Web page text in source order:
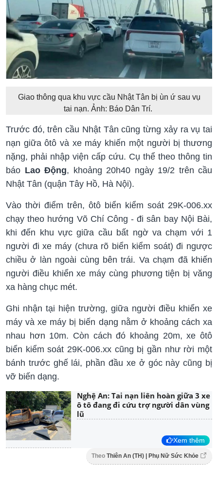
Giao thông qua khu vực cầu Nhật Tân bị ùn ứ sau vụ
tai nạn. Ảnh: Báo Dân Trí.
Trước đó, trên cầu Nhật Tân cũng từng xảy ra vụ tai
nạn giữa ôtô và xe máy khiến một người bị thương
nặng, phải nhập viện cấp cứu. Cụ thể theo thông tin
báo Lao Động, khoảng 20h40 ngày 19/2 trên cầu
Nhật Tân (quận Tây Hồ, Hà Nội).
Vào thời điểm trên, ôtô biển kiểm soát 29K-006.xx
chạy theo hướng Võ Chí Công - đi sân bay Nội Bài,
khi đến khu vực giữa cầu bất ngờ va chạm với 1
người đi xe máy (chưa rõ biển kiểm soát) đi ngược
chiều ở làn ngoài cùng bên trái. Va chạm đã khiến
người điều khiển xe máy cùng phương tiện bị văng
xa hàng chục mét.
Ghi nhận tại hiện trường, giữa người điều khiển xe
máy và xe máy bị biến dạng nằm ở khoảng cách xa
nhau hơn 10m. Còn cách đó khoảng 20m, xe ôtô
biển kiểm soát 29K-006.xx cũng bị gần như rời một
bánh trước ghế lái, phần đầu xe ở góc này cũng bị
vỡ biến dạng.
Nghệ An: Tai nạn liên hoàn giữa 3 xe
ô tô đang đi cứu trợ người dân vùng
lũ
Xem thêm
Theo Thiên An (TH) | Phụ Nữ Sức Khỏe